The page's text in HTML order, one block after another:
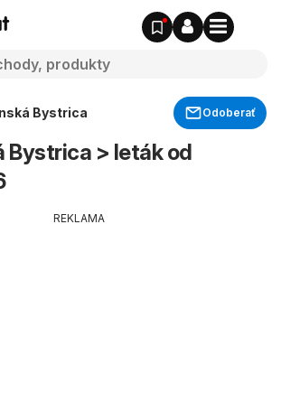
Bystrica Odoberať
Bystrica > leták od
REKLAMA